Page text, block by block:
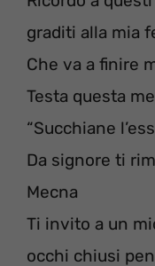
graditi alla mia
Che va a finire
Testa questa
“Succhiane
Da signore ti
Mecna
Ti invito a un
occhi chiusi